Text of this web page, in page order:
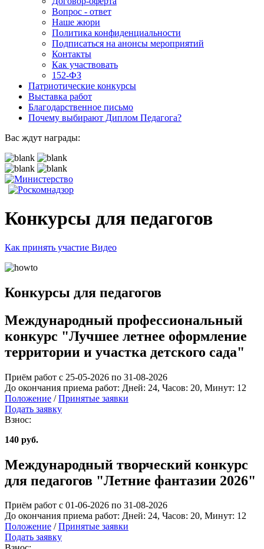
Вопрос - ответ
Наше жюри
Политика конфиденциальности
Подписаться на анонсы мероприятий
Контакты
Как участвовать
152-ФЗ
Патриотические конкурсы
Выставка работ
Благодарственное письмо
Почему выбирают Диплом Педагога?
Вас ждут награды:
Конкурсы для педагогов
Как принять участие Видео
Конкурсы для педагогов
Международный профессиональный
конкурс "Лучшее летнее оформление
территории и участка детского сада"
Приём работ с 25-05-2026 по 31-08-2026
До окончания приема работ: Дней: 24, Часов: 20, Минут: 12
Положение / Принятые заявки
Подать заявку
Взнос:
140 руб.
Международный творческий конкурс
для педагогов "Летние фантазии 2026"
Приём работ с 01-06-2026 по 31-08-2026
До окончания приема работ: Дней: 24, Часов: 20, Минут: 12
Положение / Принятые заявки
Подать заявку